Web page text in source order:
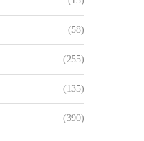
(58)
(255)
(135)
(390)